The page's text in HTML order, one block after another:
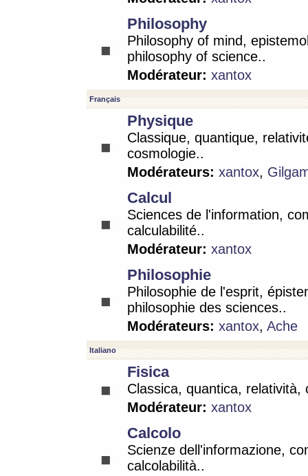
Philosophy
Philosophy of mind,
philosophy of science..
Modérateur: xantox
Français
Physique
Classique, quantique,
cosmologie..
Modérateurs: xantox,
Calcul
Sciences de l'information,
calculabilité..
Modérateur: xantox
Philosophie
Philosophie de l'esprit,
philosophie des sciences..
Modérateurs: xantox, Ache
Italiano
Fisica
Classica, quantica, relatività,
Modérateur: xantox
Calcolo
Scienze dell'informazione,
calcolabilità..